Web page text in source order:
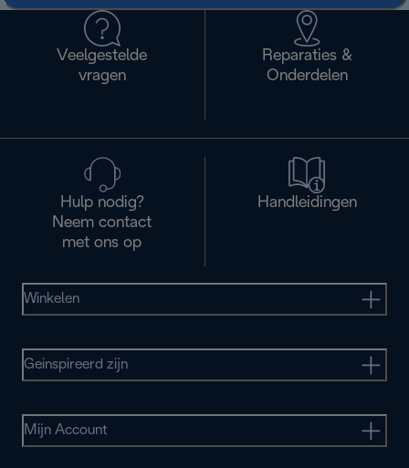
Veelgestelde
vragen
Reparaties &
Onderdelen
Hulp nodig?
Neem contact
met ons op
Handleidingen
Winkelen
Geinspireerd zijn
Mijn Account